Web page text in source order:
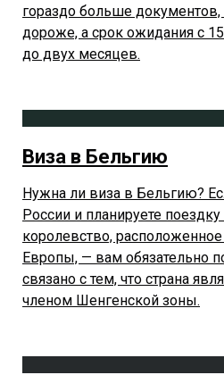
гораздо больше документов,
дороже, а срок ожидания с
до двух месяцев.
Виза в Бельгию
Нужна ли виза в Бельгию?
России и планируете
королевство,
Европы, — вам обязательно
связано с тем, что страна
членом Шенгенской зоны.